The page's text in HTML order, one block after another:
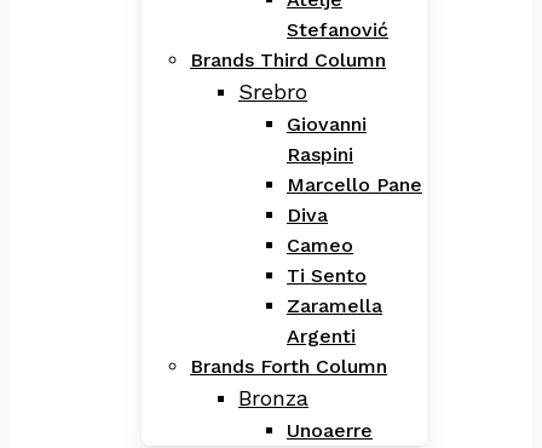
Stefanović
Brands Third Column
Srebro
Giovanni
Raspini
Marcello Pane
Diva
Cameo
Ti Sento
Zaramella
Argenti
Brands Forth Column
Bronza
Unoaerre